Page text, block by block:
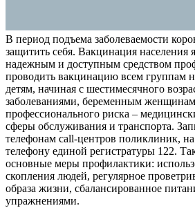
В период подъема заболеваемости
защитить себя. Вакцинация населения
надежным и доступным средством
проводить вакцинацию всем группам
детям, начиная с шестимесячного
заболеваниями, беременным
профессионального риска –
сферы обслуживания и транспорта.
телефонам call-центров поликлиник,
телефону единой регистратуры 122.
основные меры профилактики:
скопления людей, регулярное
образа жизни, сбалансированное
упражнениями.